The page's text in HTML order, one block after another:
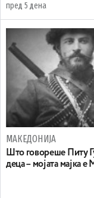
пред 5 дена
МАКЕДОНИЈА
Што говореше Питу
деца – мојата мајка е